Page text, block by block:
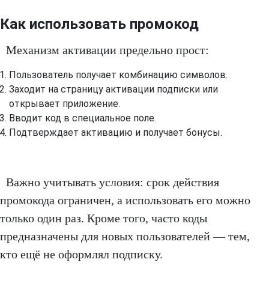
Как использовать промокод
Механизм активации предельно прост:
Пользователь получает комбинацию символов.
Заходит на страницу активации подписки или
открывает приложение.
Вводит код в специальное поле.
Подтверждает активацию и получает бонусы.
Важно учитывать условия: срок действия
промокода ограничен, а использовать его можно
только один раз. Кроме того, часто коды
предназначены для новых пользователей — тем,
кто ещё не оформлял подписку.